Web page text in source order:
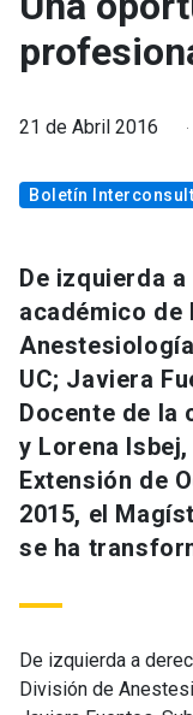
21 de Abril 2016
Boletín
De izquierda
académico de
UC; Javiera
Docente de la
y Lorena
Extensión de
2015, el
se ha
De izquierda a
División de